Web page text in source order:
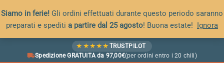
Siamo in ferie! Gli ordini effettuati durante questo periodo saranno
preparati e spediti a partire dal 25 agosto! Buona estate! Ignora
★ ★ ★ ★ ★ TRUSTPILOT
Spedizione GRATUITA da 97,00€(per ordini entro i 20 chili)